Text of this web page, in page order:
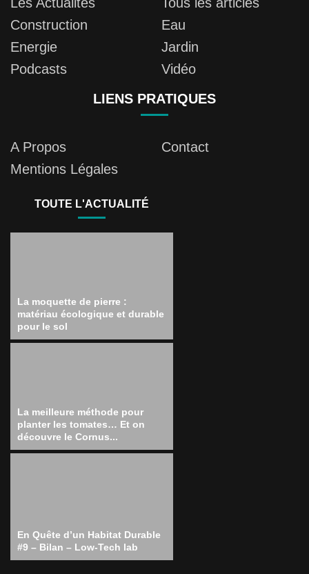
Les Actualités
Tous les articles
Construction
Eau
Energie
Jardin
Podcasts
Vidéo
LIENS PRATIQUES
A Propos
Contact
Mentions Légales
TOUTE L'ACTUALITÉ
La moquette de pierre :
matériau écologique et durable
pour le sol
La meilleure méthode pour
planter les tomates… Et on
découvre le Cornus...
En Quête d’un Habitat Durable
#9 – Bilan – Low-Tech lab